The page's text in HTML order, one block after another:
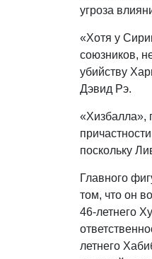
угроза
«Хотя у
союзников,
убийству
Дэвид Рэ.
«Хизбалла»,
поскольку
Главного
том, что он
46-летнего
летнего